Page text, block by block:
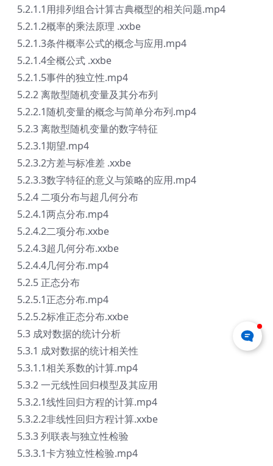
5.2.1.1用排列组合计算古典概型的相关问题.mp4
5.2.1.2概率的乘法原理 .xxbe
5.2.1.3条件概率公式的概念与应用.mp4
5.2.1.4全概公式 .xxbe
5.2.1.5事件的独立性.mp4
5.2.2 离散型随机变量及其分布列
5.2.2.1随机变量的概念与简单分布列.mp4
5.2.3 离散型随机变量的数字特征
5.2.3.1期望.mp4
5.2.3.2方差与标准差 .xxbe
5.2.3.3数字特征的意义与策略的应用.mp4
5.2.4 二项分布与超几何分布
5.2.4.1两点分布.mp4
5.2.4.2二项分布.xxbe
5.2.4.3超几何分布.xxbe
5.2.4.4几何分布.mp4
5.2.5 正态分布
5.2.5.1正态分布.mp4
5.2.5.2标准正态分布.xxbe
5.3 成对数据的统计分析
5.3.1 成对数据的统计相关性
5.3.1.1相关系数的计算.mp4
5.3.2 一元线性回归模型及其应用
5.3.2.1线性回归方程的计算.mp4
5.3.2.2非线性回归方程计算.xxbe
5.3.3 列联表与独立性检验
5.3.3.1卡方独立性检验.mp4